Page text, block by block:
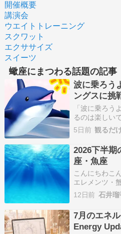
開催概要
講演会
ウエイトトレーニング
スクワット
エクササイズ
スイーツ
蠍座にまつわる話題の記事
波に乗ろう
ングスに挑
「波に乗ろう
るのは楽しい
やってみたい
にはミッドレ
いです？コカ
スコープを見
5日前 観るだ
2026下半期
座・魚座
こんにちわこ
エレメンツ・
す。 それから
中 下記の動
年下半期の運
月30日に蟹座
12日前 石井
7月のエネ
Energy